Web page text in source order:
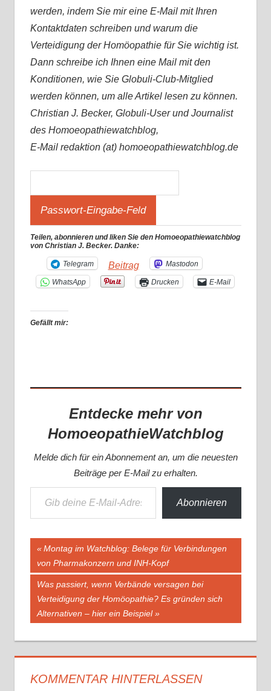
werden, indem Sie mir eine E-Mail mit Ihren
Kontaktdaten schreiben und warum die
Verteidigung der Homöopathie für Sie wichtig ist.
Dann schreibe ich Ihnen eine Mail mit den
Konditionen, wie Sie Globuli-Club-Mitglied
werden können, um alle Artikel lesen zu können.
Christian J. Becker, Globuli-User und Journalist
des Homoeopathiewatchblog,
E-Mail redaktion (at) homoeopathiewatchblog.de
Teilen, abonnieren und liken Sie den Homoeopathiewatchblog
von Christian J. Becker. Danke:
Telegram Beitrag Mastodon
WhatsApp Drucken E-Mail
Gefällt mir:
Entdecke mehr von
HomoeopathieWatchblog
Melde dich für ein Abonnement an, um die neuesten
Beiträge per E-Mail zu erhalten.
Gib deine E-Mail-Adresse ein ...
Abonnieren
Beitragsnavigation
Vorheriger
Beitrag:
Montag im Watchblog: Belege für Verbindungen
von Pharmakonzern und INH-Kopf
Nächster
Beitrag:
Was passiert, wenn Verbände versagen bei
Verteidigung der Homöopathie? Es gründen sich
Alternativen – hier ein Beispiel
KOMMENTAR HINTERLASSEN